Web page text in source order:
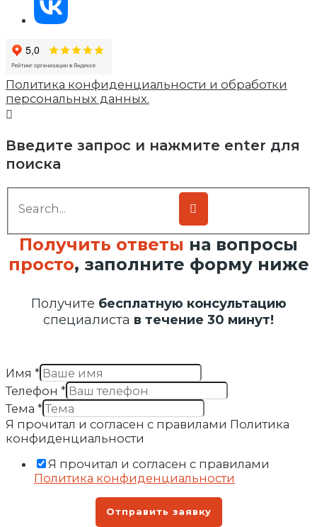
Политика конфиденциальности и обработки
персональных данных.
Введите запрос и нажмите enter для
поиска
Получить ответы на вопросы
просто, заполните форму ниже
Получите бесплатную консультацию
специалиста в течение 30 минут!
Имя *
Телефон *
Тема *
Я прочитал и согласен с правилами Политика
конфиденциальности
Я прочитал и согласен с правилами
Политика конфиденциальности
Отправить заявку